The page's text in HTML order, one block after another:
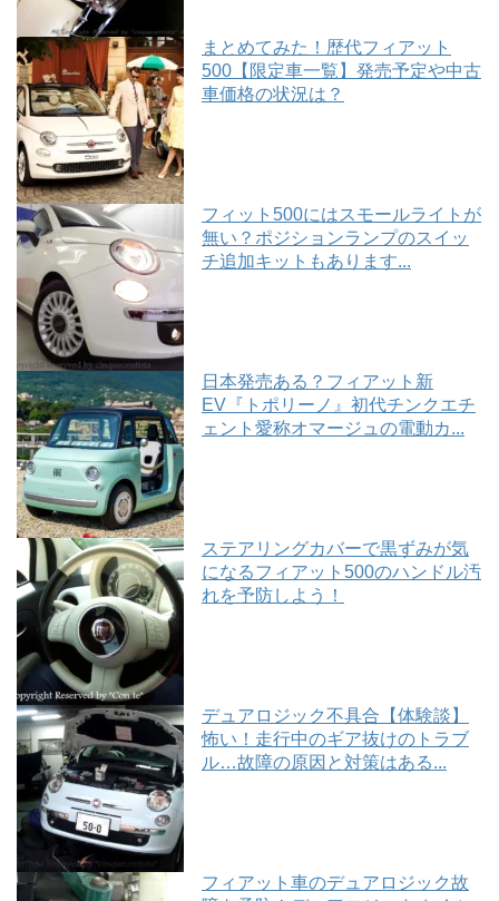
まとめてみた！歴代フィアット
500【限定車一覧】発売予定や中古
車価格の状況は？
フィット500にはスモールライトが
無い？ポジションランプのスイッ
チ追加キットもあります...
日本発売ある？フィアット新
EV『トポリーノ』初代チンクエチ
ェント愛称オマージュの電動カ...
ステアリングカバーで黒ずみが気
になるフィアット500のハンドル汚
れを予防しよう！
デュアロジック不具合【体験談】
怖い！走行中のギア抜けのトラブ
ル…故障の原因と対策はある...
フィアット車のデュアロジック故